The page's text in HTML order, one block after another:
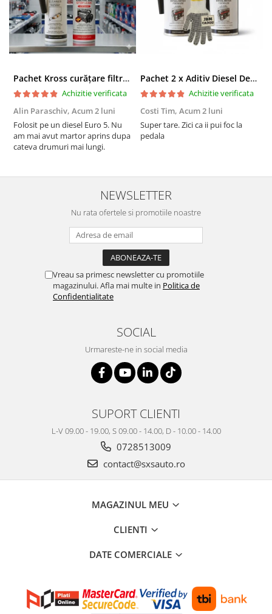
Pachet Kross curățare filtru particule DPF și etanșare ulei 250 ml + 250 ml
Achizitie verificata
Alin Paraschiv, Acum 2 luni
Folosit pe un diesel Euro 5. Nu
am mai avut martor aprins dupa
cateva drumuri mai lungi.
Pachet 2 x Aditiv Diesel Detox Premium Kross - Curățare Completă, +5 Puncte Cetanic & Protecție DPF/EGR
Achizitie verificata
Costi Tim, Acum 2 luni
Super tare. Zici ca ii pui foc la
pedala
NEWSLETTER
Nu rata ofertele si promotiile noastre
Vreau sa primesc newsletter cu promotiile
magazinului. Afla mai multe in Politica de
Confidentialitate
SOCIAL
Urmareste-ne in social media
SUPORT CLIENTI
L-V 09.00 - 19.00, S 09.00 - 14.00, D - 10.00 - 14.00
0728513009
contact@sxsauto.ro
MAGAZINUL MEU
CLIENTI
DATE COMERCIALE